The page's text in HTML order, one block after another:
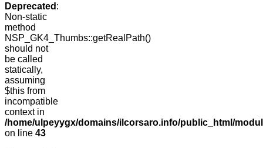
Deprecated :
Non-static
method
NSP_GK4_Thumbs::getRealPath()
should not
be called
statically,
assuming
$this from
incompatible
context in
/home/ulpeyygx/domains/ilcorsaro.info/public_html/
on line 43